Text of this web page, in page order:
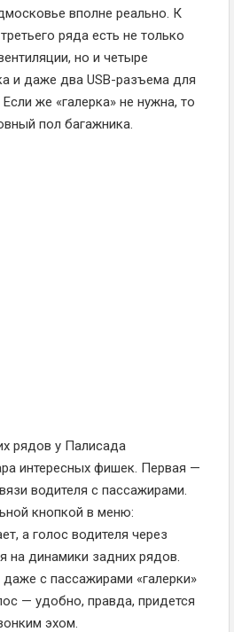
вполне реально. К
ряда есть не только
но и четыре
и даже два USB-разъема для
же «галерка» не нужна, то
пол багажника.
рядов у Палисада
интересных фишек. Первая —
водителя с пассажирами.
кнопкой в меню:
а голос водителя через
на динамики задних рядов.
даже с пассажирами «галерки»
— удобно, правда, придется
эхом.